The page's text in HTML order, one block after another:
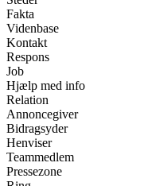
Fakta
Videnbase
Kontakt
Respons
Job
Hjælp med info
Relation
Annoncegiver
Bidragsyder
Henviser
Teammedlem
Pressezone